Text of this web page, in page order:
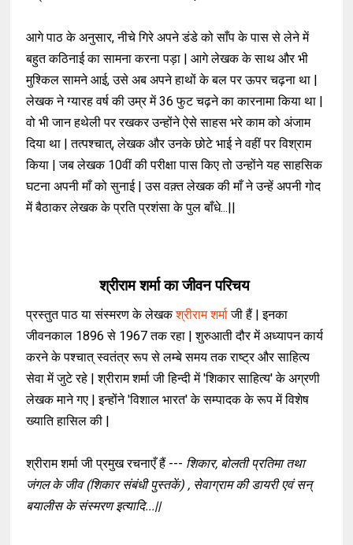
आगे पाठ के अनुसार, नीचे गिरे अपने डंडे को साँप के पास से लेने में
बहुत कठिनाई का सामना करना पड़ा | आगे लेखक के साथ और भी
मुश्किल सामने आई, उसे अब अपने हाथों के बल पर ऊपर चढ़ना था |
लेखक ने ग्यारह वर्ष की उम्र में 36 फुट चढ़ने का कारनामा किया था |
वो भी जान हथेली पर रखकर उन्होंने ऐसे साहस भरे काम को अंजाम
दिया था | तत्पश्चात्, लेखक और उनके छोटे भाई ने वहीं पर विश्राम
किया | जब लेखक 10वीं की परीक्षा पास किए तो उन्होंने यह साहसिक
घटना अपनी माँ को सुनाई | उस वक़्त लेखक की माँ ने उन्हें अपनी गोद
में बैठाकर लेखक के प्रति प्रशंसा के पुल बाँधे...||
श्रीराम शर्मा का जीवनपरिचय
प्रस्तुत पाठ या संस्मरण के लेखकश्रीराम शर्माजी हैं | इनका
जीवनकाल 1896 से 1967 तक रहा | शुरुआती दौर में अध्यापन कार्य
करने के पश्चात् स्वतंत्र रूप से लम्बे समय तक राष्ट्र और साहित्य
सेवा में जुटे रहे | श्रीराम शर्मा जी हिन्दी में 'शिकार साहित्य' के अग्रणी
लेखक माने गए | इन्होंने 'विशाल भारत' के सम्पादक के रूप में विशेष
ख्याति हासिल की |
श्रीराम शर्मा जी प्रमुख रचनाएँ हैं --- शिकार, बोलती प्रतिमा तथा
जंगल के जीव (शिकार संबंधी पुस्तकें) , सेवाग्राम की डायरी एवं सन्
बयालीस के संस्मरण इत्यादि...||